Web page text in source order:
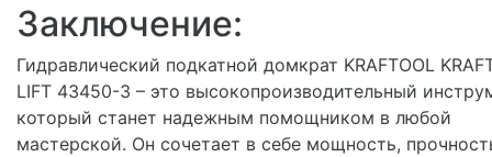
Заключение:
Гидравлический подкатной домкрат KRAFTOOL
LIFT 43450-3 – это высокопроизводительный
который станет надежным помощником в любой
мастерской. Он сочетает в себе мощность,